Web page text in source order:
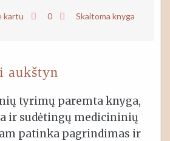
kartu 0 Skaitoma knyga
aukštyn
tyrimų paremta knyga,
ir sudėtingų medicininių
patinka pagrindimas ir